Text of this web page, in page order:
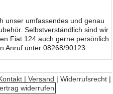
unser umfassendes und genau
Selbstverständlich sind wir
Fiat 124 auch gerne persönlich
Anruf unter 08268/90123.
| Versand | Widerrufsrecht |
widerrufen